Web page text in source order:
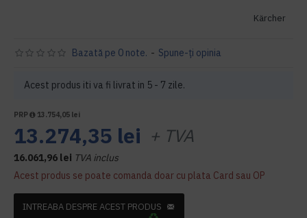
Kärcher
Acest produs iti va fi livrat in 5 - 7 zile.
Bazată pe 0 note. - Spune-ţi opinia
PRP 13.754,05 lei
13.274,35 lei + TVA
16.061,96 lei TVA inclus
Acest produs se poate comanda doar cu plata Card sau OP
INTREABA DESPRE ACEST PRODUS